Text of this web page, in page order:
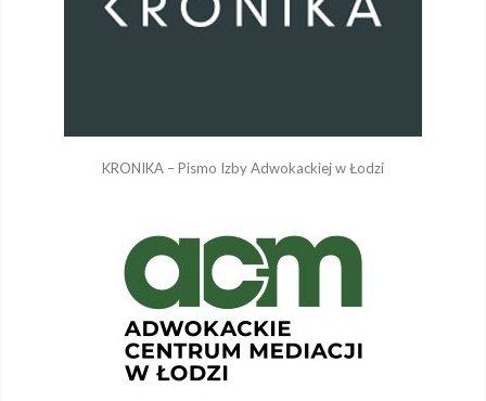
KRONIKA – Pismo Izby Adwokackiej w Łodzi